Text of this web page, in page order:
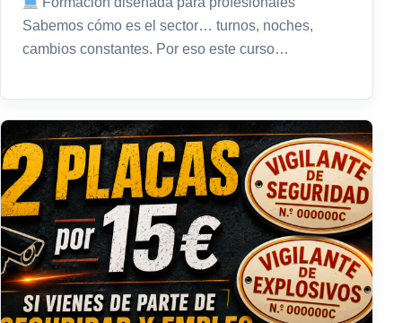
Sabemos cómo es el sector… turnos, noches,
cambios constantes. Por eso este curso…